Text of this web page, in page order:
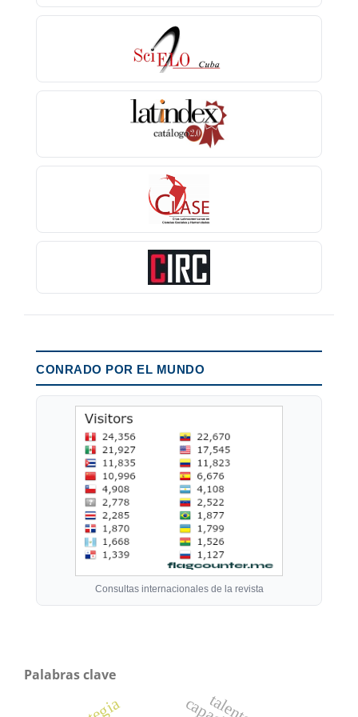
CONRADO POR EL MUNDO
Consultas internacionales de la revista
Palabras clave